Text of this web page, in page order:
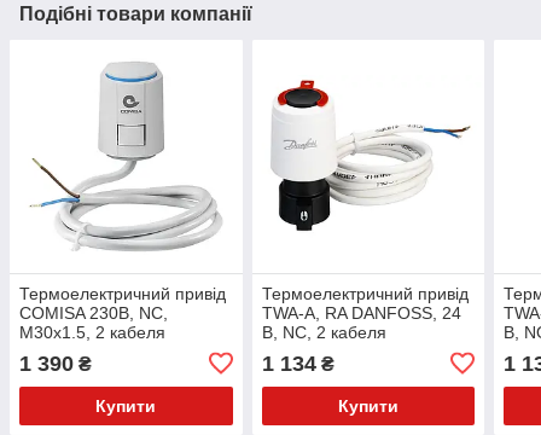
Подібні товари компанії
Термоелектричний привід
COMISA 230B, NC,
М30х1.5, 2 кабеля
1 390 ₴
Купити
Термоелектричний привід
TWA-A, RA DANFOSS, 24
B, NC, 2 кабеля
1 134₴
Купити
B,
1